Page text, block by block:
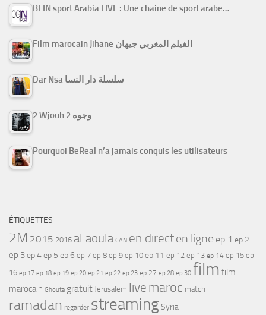
BEIN sport Arabia LIVE : Une chaine de sport arabe…
Film marocain Jihane الفيلم المغربي جيهان
Dar Nsa سلسلة دار النسا
2 Wjouh 2 وجوه
Pourquoi BeReal n’a jamais conquis les utilisateurs
ÉTIQUETTES
2M 2015 2016 al aoula CAN en directen ligne ep 1 ep 2
ep 3ep 4ep 5 ep 6 ep 7 ep 8 ep 9 ep 10 ep 11 ep 12 ep 13 ep 14 ep 15 ep
16 ep 17 ep 18 ep 19 ep 20 ep 21 ep 22 ep 23 ep 27 ep 28 ep 30 film film
marocain Ghouta gratuit Jerusalem live maroc match
ramadan regarder streamingSyria